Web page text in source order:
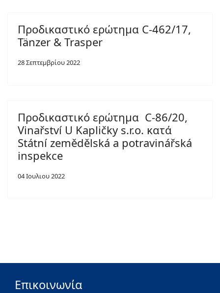
Προδικαστικό ερώτημα C-462/17,
Tänzer & Trasper
28 Σεπτεμβρίου 2022
Προδικαστικό ερώτημα C-86/20,
Vinařství U Kapličky s.r.o. κατά
Státní zemědělská a potravinářská
inspekce
04 Ιουλιου 2022
Επικοινωνία